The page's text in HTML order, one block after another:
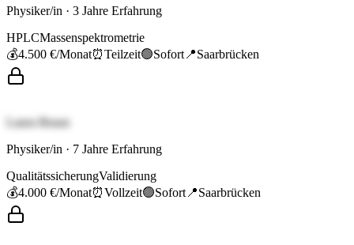
Physiker/in · 3 Jahre Erfahrung
HPLCMassenspektrometrie
💰4.500 €/Monat⏰Teilzeit🟢Sofort 📍Saarbrücken
Laura Braun
Physiker/in · 7 Jahre Erfahrung
QualitätssicherungValidierung
💰4.000 €/Monat⏰Vollzeit🟢Sofort 📍Saarbrücken